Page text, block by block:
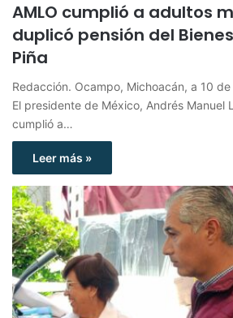
AMLO cumplió a adultos
duplicó pensión del
Piña
Redacción. Ocampo, Michoacán, a 10
El presidente de México, Andrés Manuel
cumplió a…
Leer más »